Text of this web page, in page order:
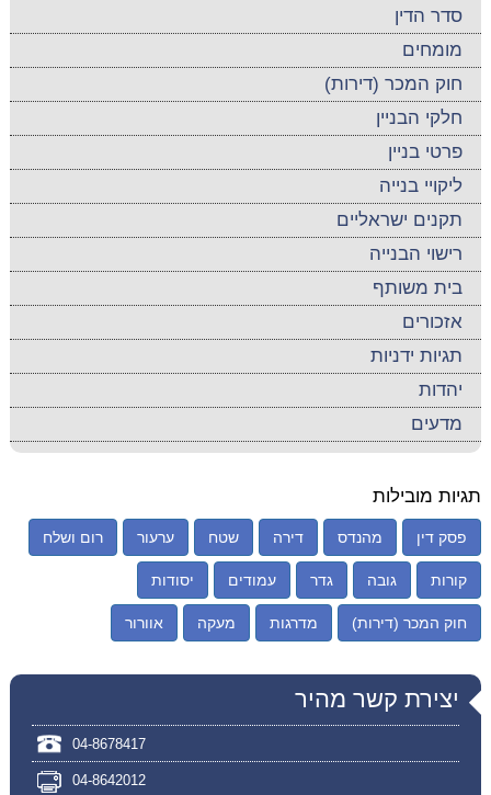
סדר הדין
מומחים
חוק המכר (דירות)
חלקי הבניין
פרטי בניין
ליקויי בנייה
תקנים ישראליים
רישוי הבנייה
בית משותף
אזכורים
תגיות ידניות
יהדות
מדעים
תגיות מובילות
פסק דין מהנדס דירה שטח ערעור רום ושלח
קורות גובה גדר עמודים יסודות
חוק המכר (דירות) מדרגות מעקה אוורור
יצירת קשר מהיר
04-8678417
04-8642012